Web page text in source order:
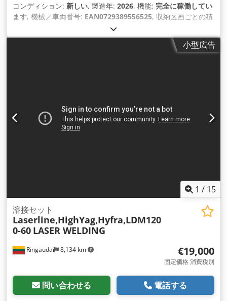
コンディション: 新しい, 製造年: 2026, 機能: 完全に稼働してい
ます, 機械／車両番号: EAN0729389556525, 収納区画ごとの積
3,000 kg（キログラム）
3,500 mm, 支柱間のクリアランス:2,700 mm, 棚の高さ:
135 ユーロパレッ
小型広告
1 / 15
Ringaudai 8,134 km
溶接セット
Laserline,HighYag,Hyfra,LDM120
0-60 LASER WELDING
€19,000
固定価格 消費税別
問い合わせる 電話する